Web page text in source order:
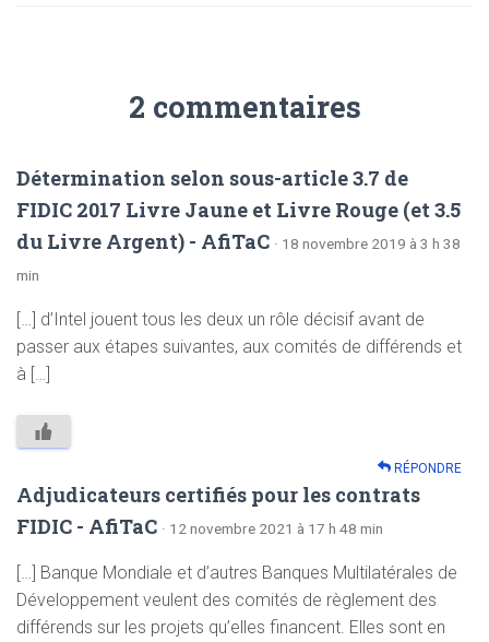
2 commentaires
Détermination selon sous-article 3.7 de
FIDIC 2017 Livre Jaune et Livre Rouge (et 3.5
du Livre Argent) - AfiTaC · 18 novembre 2019 à 3 h 38
min
[…] d’Intel jouent tous les deux un rôle décisif avant de
passer aux étapes suivantes, aux comités de différends et
à […]
RÉPONDRE
Adjudicateurs certifiés pour les contrats
FIDIC - AfiTaC · 12 novembre 2021 à 17 h 48 min
[…] Banque Mondiale et d’autres Banques Multilatérales de
Développement veulent des comités de règlement des
différends sur les projets qu’elles financent. Elles sont en